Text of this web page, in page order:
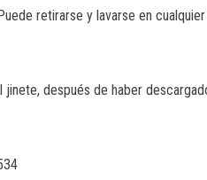
retirarse y lavarse en
jinete, después de haber